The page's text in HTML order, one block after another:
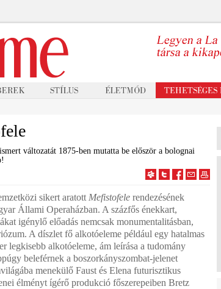
változatát 1875-ben mutatta be először a bolognai
sikert aratott Mefistofele rendezésének
Állami Operaházban. A százfős énekkart,
igénylő előadás nemcsak monumentalitásban,
A díszlet fő alkotóeleme például egy hatalmas
legkisebb alkotóeleme, ám leírása a tudomány
beleférnek a boszorkányszombat-jelenet
menekülő Faust és Elena futurisztikus
élményt ígérő produkció főszerepeiben Bretz